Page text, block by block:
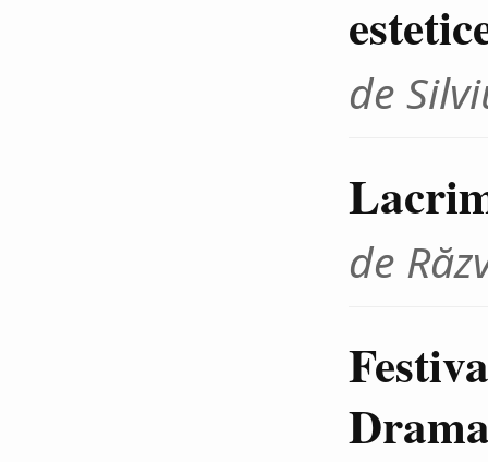
de
de